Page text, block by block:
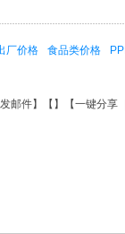
厂价格 食品类价格 PPI
邮件】【 】 【一键分享